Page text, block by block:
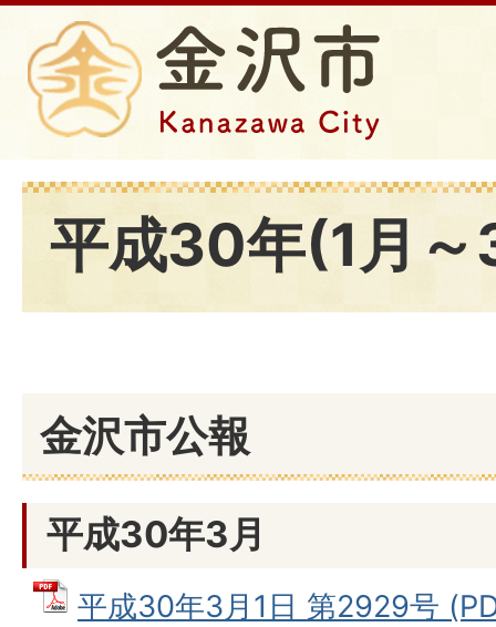
平成30年(1月
金沢市公報
平成30年3月
平成30年3月1日 第2929号